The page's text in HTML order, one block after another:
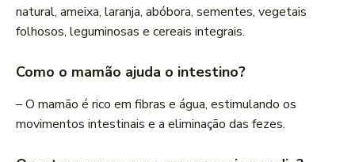
natural, ameixa, laranja, abóbora, sementes, vegetais
folhosos, leguminosas e cereais integrais.
Como o mamão ajuda o intestino?
– O mamão é rico em fibras e água, estimulando os
movimentos intestinais e a eliminação das fezes.